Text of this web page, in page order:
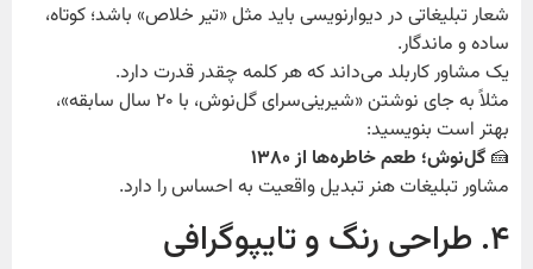
شعار تبلیغاتی در دیوارنویسی باید مثل «تیر خلاص» باشد؛ کوتاه،
ساده و ماندگار.
یک مشاور کاربلد می‌داند که هر کلمه چقدر قدرت دارد.
مثلاً به جای نوشتن «شیرینی‌سرای گل‌نوش، با ۲۰ سال سابقه»،
بهتر است بنویسید:
🍰 گل‌نوش؛ طعم خاطره‌ها از ۱۳۸۰
مشاور تبلیغات هنر تبدیل واقعیت به احساس را دارد.
۴. طراحی رنگ و تایپوگرافی